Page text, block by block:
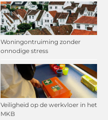
Woningontruiming zonder
onnodige stress
Veiligheid op de werkvloer in het
MKB